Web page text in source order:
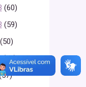
(60)
(59)
(50)
(51)